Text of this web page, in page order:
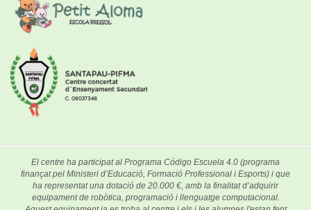
El centre ha participat al Programa Código Escuela 4.0 (programa
finançat pel Ministeri d’Educació, Formació Professional i Esports) i que
ha representat una dotació de 20.000 €, amb la finalitat d’adquirir
equipament de robòtica, programació i llenguatge computacional.